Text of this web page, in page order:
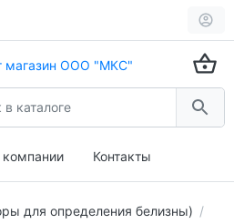
Контакты
для определения белизны)